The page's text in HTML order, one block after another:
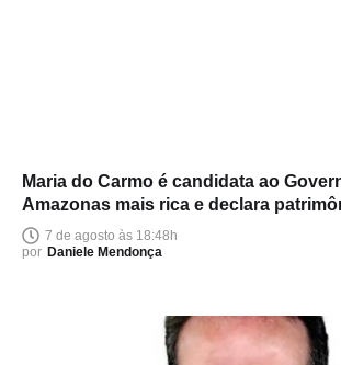
Maria do Carmo é candidata ao
Amazonas mais rica e declara
milhões
7 de agosto às 18:48h
por Daniele Mendonça